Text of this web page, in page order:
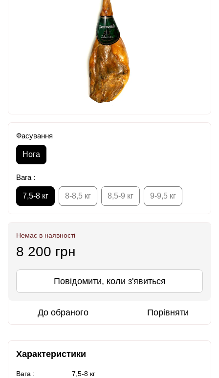
Фасування
Нога
Вага :
7,5-8 кг 8-8,5 кг 8,5-9 кг 9-9,5 кг
Немає в наявності
8 200 грн
Повідомити, коли з'явиться
До обраного Порівняти
Характеристики
Вага :
7,5-8 кг